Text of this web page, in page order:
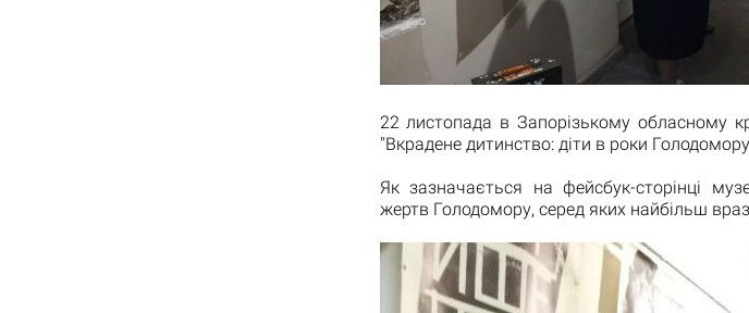
22 листопада в Запорізькому обласному
"Вкрадене дитинство: діти в роки
Як зазначається на фейсбук-сторінці
жертв Голодомору, серед яких найбільш